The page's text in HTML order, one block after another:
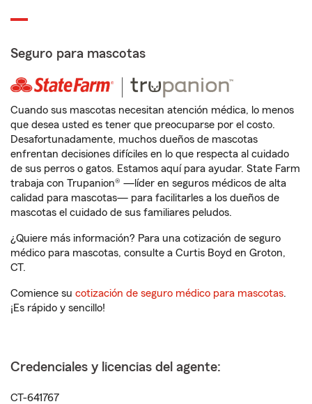
Seguro para mascotas
Cuando sus mascotas necesitan atención médica, lo menos
que desea usted es tener que preocuparse por el costo.
Desafortunadamente, muchos dueños de mascotas
enfrentan decisiones difíciles en lo que respecta al cuidado
de sus perros o gatos. Estamos aquí para ayudar. State Farm
trabaja con Trupanion® —líder en seguros médicos de alta
calidad para mascotas— para facilitarles a los dueños de
mascotas el cuidado de sus familiares peludos.
¿Quiere más información? Para una cotización de seguro
médico para mascotas, consulte a Curtis Boyd en Groton,
CT.
Comience su cotización de seguro médico para mascotas.
¡Es rápido y sencillo!
Credenciales y licencias del agente:
CT-641767